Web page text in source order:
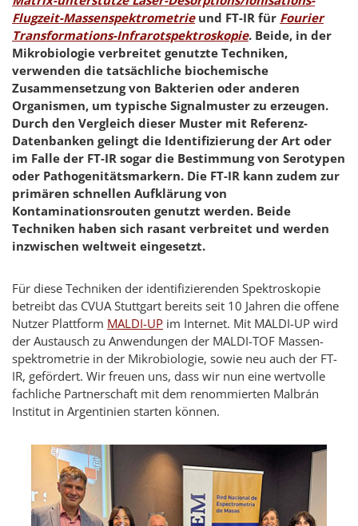
Flugzeit-Massenspektrometrieund FT-IR für Fourier
Transformations-Infrarotspektroskopie. Beide, in der
Mikrobiologie verbreitet genutzte Techniken,
verwenden die tatsächliche biochemische
Zusammensetzung von Bakterien oder anderen
Organismen, um typische Signalmuster zu erzeugen.
Durch den Vergleich dieser Muster mit Referenz-
Datenbanken gelingt die Identifizierung der Art oder
im Falle der FT-IR sogar die Bestimmung von Serotypen
oder Pathogenitätsmarkern. Die FT-IR kann zudem zur
primären schnellen Aufklärung von
Kontaminationsrouten genutzt werden. Beide
Techniken haben sich rasant verbreitet und werden
inzwischen weltweit eingesetzt.
Für diese Techniken der identifizierenden Spektroskopie
betreibt das CVUA Stuttgart bereits seit 10 Jahren die offene
Nutzer Plattform MALDI-UP im Internet. Mit MALDI-UP wird
der Austausch zu Anwendungen der MALDI-TOF Massen­
spektrometrie in der Mikrobiologie, sowie neu auch der FT-
IR, gefördert. Wir freuen uns, dass wir nun eine wertvolle
fachliche Partnerschaft mit dem renommierten Malbrán
Institut in Argentinien starten können.